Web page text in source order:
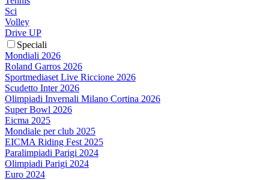
Sci
Volley
Drive UP
Speciali
Mondiali 2026
Roland Garros 2026
Sportmediaset Live Riccione 2026
Scudetto Inter 2026
Olimpiadi Invernali Milano Cortina 2026
Super Bowl 2026
Eicma 2025
Mondiale per club 2025
EICMA Riding Fest 2025
Paralimpiadi Parigi 2024
Olimpiadi Parigi 2024
Euro 2024